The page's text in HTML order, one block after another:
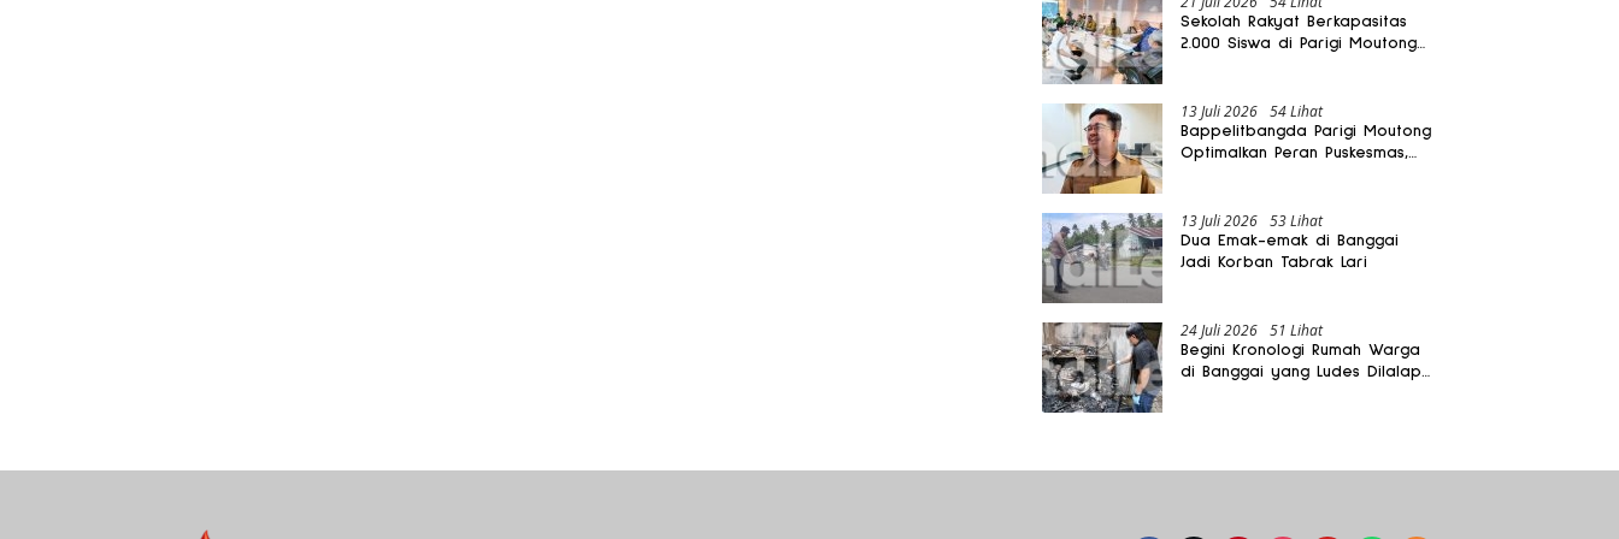
Sekolah Rakyat Berkapasitas
2.000 Siswa di Parigi Moutong
13 Juli 2026 54 Lihat
Bappelitbangda Parigi Moutong
Optimalkan Peran Puskesmas,
13 Juli 2026 53 Lihat
Dua Emak-emak di Banggai
Jadi Korban Tabrak Lari
24 Juli 2026 51 Lihat
Begini Kronologi Rumah Warga
di Banggai yang Ludes Dilalap